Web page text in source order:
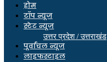
होम
टॉप न्यूज
स्टेट न्यूज
उत्तर प्रदेश / उत्तराखंड
पूर्वांचल न्यूज
लाइफस्टाइल